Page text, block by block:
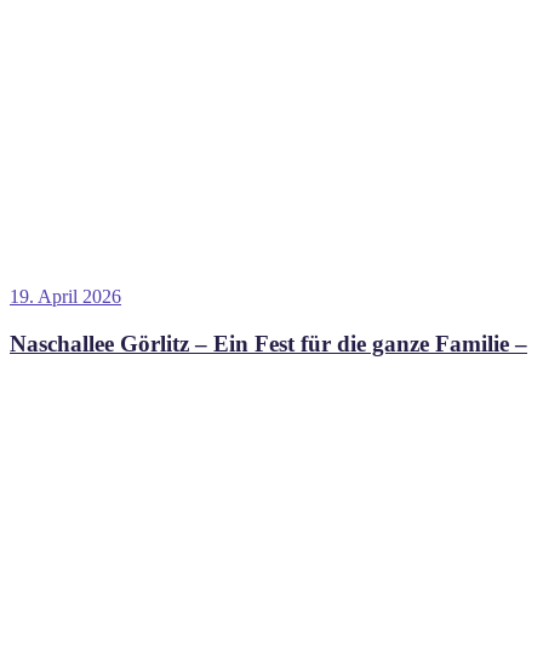
Veröffentlicht
19. April 2026
Naschallee Görlitz – Ein Fest für die ganze Familie –